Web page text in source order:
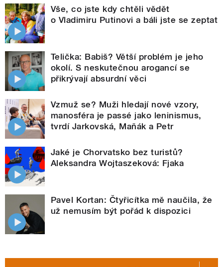
Vše, co jste kdy chtěli vědět
o Vladimiru Putinovi a báli jste se zeptat
Telička: Babiš? Větší problém je jeho
okolí. S neskutečnou arogancí se
přikrývají absurdní věci
Vzmuž se? Muži hledají nové vzory,
manosféra je passé jako leninismus,
tvrdí Jarkovská, Maňák a Petr
Jaké je Chorvatsko bez turistů?
Aleksandra Wojtaszeková: Fjaka
Pavel Kortan: Čtyřicítka mě naučila, že
už nemusím být pořád k dispozici